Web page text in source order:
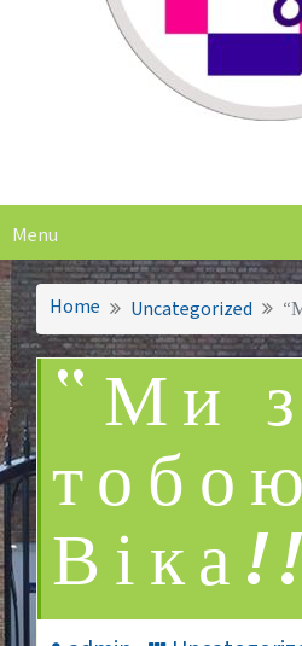
Menu
Home Uncategorized
“Ми з